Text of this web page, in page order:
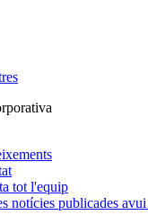
tot l'equip
notícies publicades